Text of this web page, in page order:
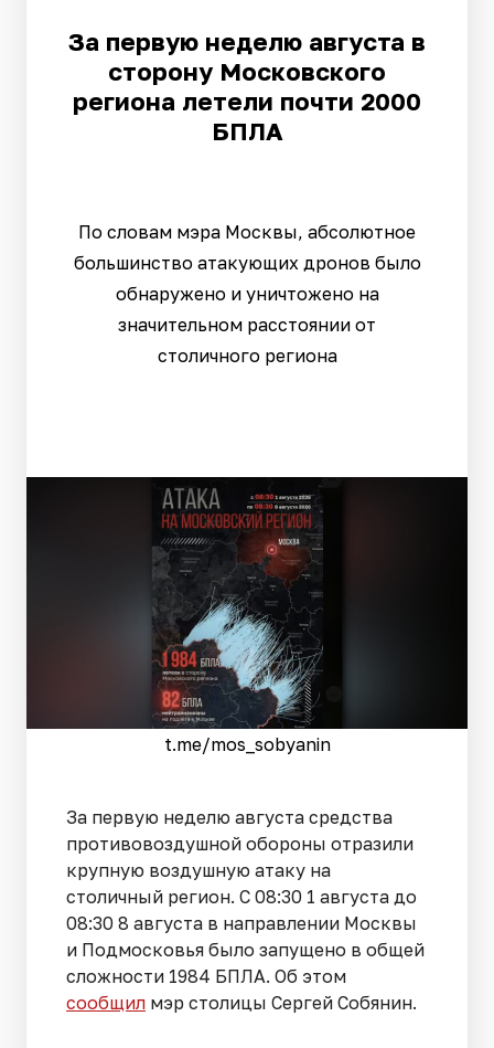
За первую неделю августа в
сторону Московского
региона летели почти 2000
БПЛА
По словам мэра Москвы, абсолютное
большинство атакующих дронов было
обнаружено и уничтожено на
значительном расстоянии от
столичного региона
t.me/mos_sobyanin
За первую неделю августа средства
противовоздушной обороны отразили
крупную воздушную атаку на
столичный регион. С 08:30 1 августа до
08:30 8 августа в направлении Москвы
и Подмосковья было запущено в общей
сложности 1984 БПЛА. Об этом
сообщил мэр столицы Сергей Собянин.